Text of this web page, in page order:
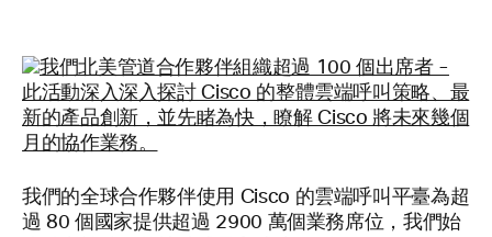
我們的全球合作夥伴使用 Cisco 的雲端呼叫平臺為超
過 80 個國家提供超過 2900 萬個業務席位，我們始